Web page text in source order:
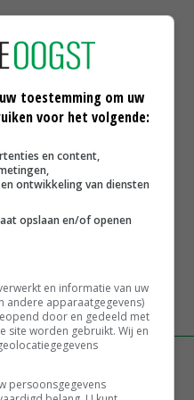
worden de meeste
met 273.000
hectare en
top-drie met 145.00
veel grotere arealen te
hectare
Staten
contouren Nationale
toestemming om uw
voor het volgende:
en content,
ontwikkeling van diensten
opslaan en/of openen
en informatie van uw
andere apparaatgegevens)
door en gedeeld met
site worden gebruikt. Wij en
persoonsgegevens